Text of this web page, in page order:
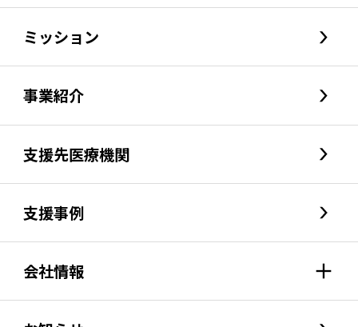
ミッション
事業紹介
支援先医療機関
支援事例
会社情報
会社情報index